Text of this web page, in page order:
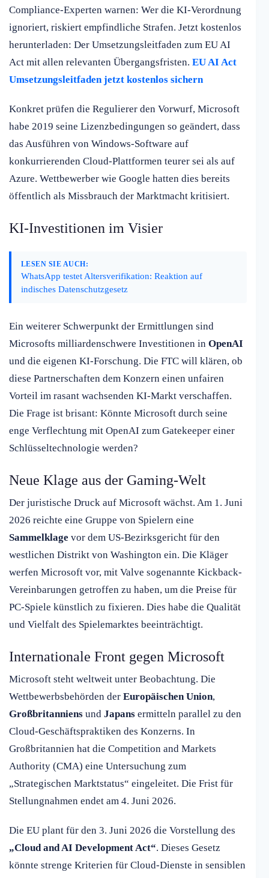
Compliance-Experten warnen: Wer die KI-Verordnung
ignoriert, riskiert empfindliche Strafen. Jetzt kostenlos
herunterladen: Der Umsetzungsleitfaden zum EU AI
Act mit allen relevanten Übergangsfristen. EU AI Act
Umsetzungsleitfaden jetzt kostenlos sichern
Konkret prüfen die Regulierer den Vorwurf, Microsoft
habe 2019 seine Lizenzbedingungen so geändert, dass
das Ausführen von Windows-Software auf
konkurrierenden Cloud-Plattformen teurer sei als auf
Azure. Wettbewerber wie Google hatten dies bereits
öffentlich als Missbrauch der Marktmacht kritisiert.
KI-Investitionen im Visier
LESEN SIE AUCH:
WhatsApp testet Altersverifikation: Reaktion auf
indisches Datenschutzgesetz
Ein weiterer Schwerpunkt der Ermittlungen sind
Microsofts milliardenschwere Investitionen in OpenAI
und die eigenen KI-Forschung. Die FTC will klären, ob
diese Partnerschaften dem Konzern einen unfairen
Vorteil im rasant wachsenden KI-Markt verschaffen.
Die Frage ist brisant: Könnte Microsoft durch seine
enge Verflechtung mit OpenAI zum Gatekeeper einer
Schlüsseltechnologie werden?
Neue Klage aus der Gaming-Welt
Der juristische Druck auf Microsoft wächst. Am 1. Juni
2026 reichte eine Gruppe von Spielern eine
Sammelklage vor dem US-Bezirksgericht für den
westlichen Distrikt von Washington ein. Die Kläger
werfen Microsoft vor, mit Valve sogenannte Kickback-
Vereinbarungen getroffen zu haben, um die Preise für
PC-Spiele künstlich zu fixieren. Dies habe die Qualität
und Vielfalt des Spielemarktes beeinträchtigt.
Internationale Front gegen Microsoft
Microsoft steht weltweit unter Beobachtung. Die
Wettbewerbsbehörden der Europäischen Union,
Großbritanniens und Japans ermitteln parallel zu den
Cloud-Geschäftspraktiken des Konzerns. In
Großbritannien hat die Competition and Markets
Authority (CMA) eine Untersuchung zum
„Strategischen Marktstatus“ eingeleitet. Die Frist für
Stellungnahmen endet am 4. Juni 2026.
Die EU plant für den 3. Juni 2026 die Vorstellung des
„Cloud and AI Development Act“. Dieses Gesetz
könnte strenge Kriterien für Cloud-Dienste in sensiblen